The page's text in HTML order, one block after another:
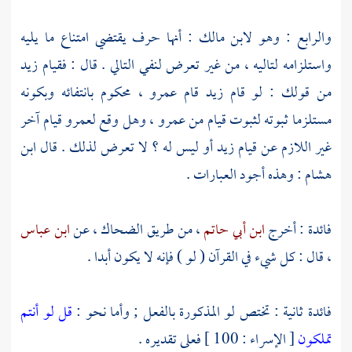
والرابع : وهو لابن مالك : أنها حرف يقتضي امتناع ما يليه
واستلزامه لتاليه ، من غير تعرض لنفي التالي . قال : فقيام زيد
من قولك : لو قام زيد قام عمرو ، محكوم بانتفائه وبكونه
مستلزما ثبوته لثبوت قيام من عمرو ، وهل وقع لعمرو قيام آخر
غير اللازم عن قيام زيد أو ليس له ؟ لا تعرض لذلك . قالابن
هشام: وهذه أجود العبارات .
فائدة : أخرجابن أبي حاتم، من طريقالضحاك، عنابن عباس
، قال : كل شيء في القرآن ( لو ) فإنه لا يكون أبدا .
فائدة ثانية : تختص لو المذكورة بالفعل ; وأما نحو :قل لو أنتم
تملكون[ الإسراء : 100 ] فعلى تقديره .